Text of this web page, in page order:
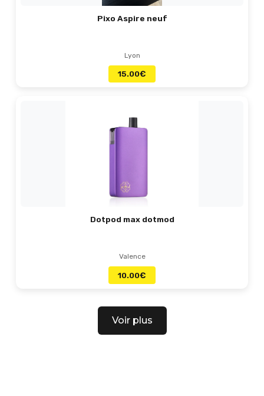
Pixo Aspire neuf
Lyon
15.00€
Dotpod max dotmod
Valence
10.00€
Voir plus